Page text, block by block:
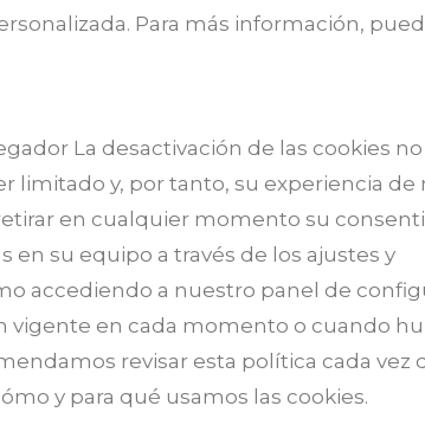
Para más información,
La desactivación de las cookies
limitado y, por tanto, su experiencia de
en cualquier momento su
en su equipo a través de los ajustes y
accediendo a nuestro panel de
vigente en cada momento o cuando
revisar esta política cada vez
y para qué usamos las cookies.